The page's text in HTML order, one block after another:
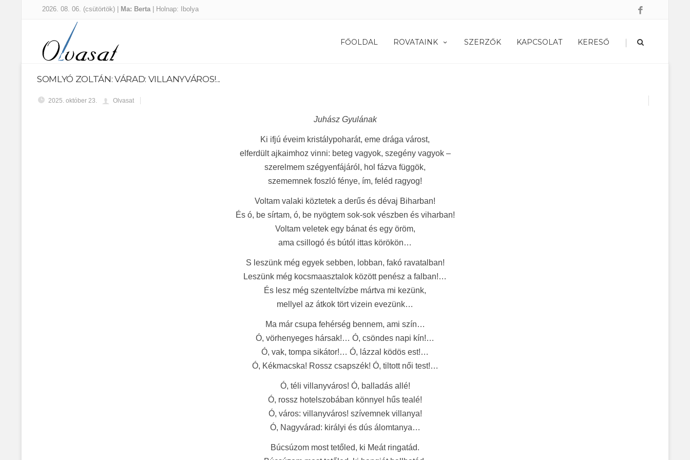
2026. 08. 06. (csütörtök) | Ma: Berta | Holnap: Ibolya
FŐOLDAL ROVATAINK SZERZŐK KAPCSOLAT KERESŐ |
SOMLYÓ ZOLTÁN: VÁRAD: VILLANYVÁROS!...
2025. október 23. Olvasat
Juhász Gyulának
Ki ifjú éveim kristálypoharát, eme drága várost,
elferdült ajkaimhoz vinni: beteg vagyok, szegény vagyok –
szerelmem szégyenfájáról, hol fázva függök,
szememnek foszló fénye, ím, feléd ragyog!
Voltam valaki köztetek a derűs és dévaj Biharban!
És ó, be sírtam, ó, be nyögtem sok-sok vészben és viharban!
Voltam veletek egy bánat és egy öröm,
ama csillogó és bútól ittas körökön…
S leszünk még egyek sebben, lobban, fakó ravatalban!
Leszünk még kocsmaasztalok között penész a falban!…
És lesz még szenteltvízbe mártva mi kezünk,
mellyel az átkok tört vizein evezünk…
Ma már csupa fehérség bennem, ami szín…
Ó, vörhenyeges hársak!… Ó, csöndes napi kín!…
Ó, vak, tompa sikátor!… Ó, lázzal ködös est!…
Ó, Kékmacska! Rossz csapszék! Ó, tiltott női test!…
Ó, téli villanyváros! Ó, balladás allé!
Ó, rossz hotelszobában könnyel hűs tealé!
Ó, város: villanyváros! szívemnek villanya!
Ó, Nagyvárad: királyi és dús álomtanya…
Búcsúzom most tetőled, ki Meát ringatád.